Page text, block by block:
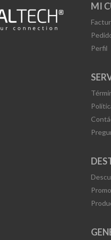
MI
Perfil